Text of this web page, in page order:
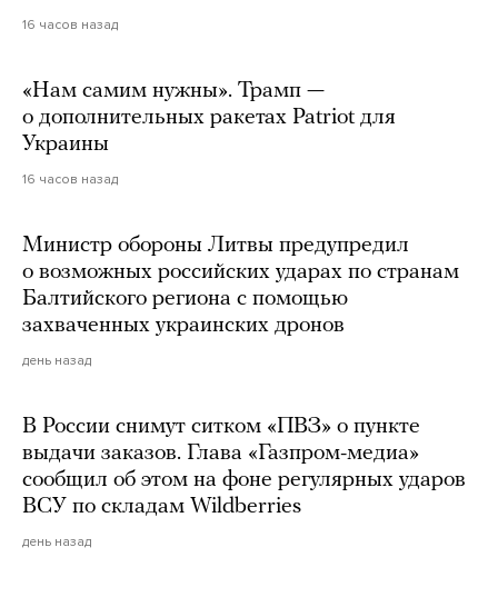
16 часов назад
«Нам самим нужны». Трамп —
о дополнительных ракетах Patriot для
Украины
16 часов назад
Министр обороны Литвы предупредил
о возможных российских ударах по странам
Балтийского региона с помощью
захваченных украинских дронов
день назад
В России снимут ситком «ПВЗ» о пункте
выдачи заказов. Глава «Газпром-медиа»
сообщил об этом на фоне регулярных ударов
ВСУ по складам Wildberries
день назад